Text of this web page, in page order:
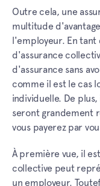
Outre cela, une
multitude
l'employeur. En tant
d'assurance
d'assurance sans
comme il est le cas
individuelle. De
seront grandement
vous payerez par
À première vue, il
collective peut
un employeur.